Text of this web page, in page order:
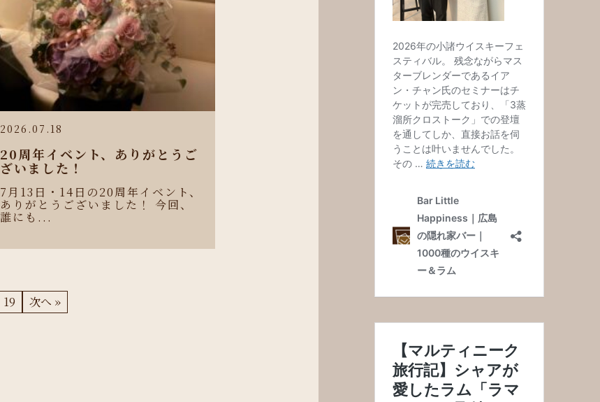
2026.07.18
20周年イベント、ありがとうご
ざいました！
7月13日・14日の20周年イベント、
ありがとうございました！ 今回、
誰にも...
19 次へ »